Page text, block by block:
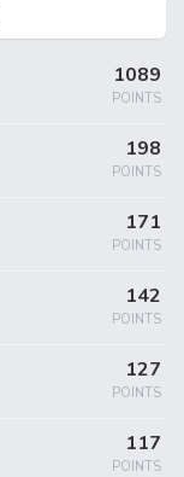
1089
POINTS
198
POINTS
171
POINTS
142
POINTS
127
POINTS
117
POINTS